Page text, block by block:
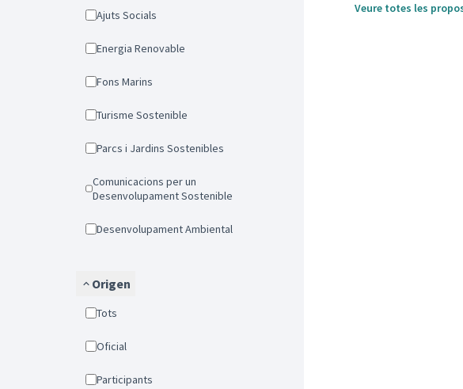
Ajuts Socials
Energia Renovable
Fons Marins
Turisme Sostenible
Parcs i Jardins Sostenibles
Comunicacions per un
Desenvolupament Sostenible
Desenvolupament Ambiental
Origen
Tots
Oficial
Participants
Veure totes les